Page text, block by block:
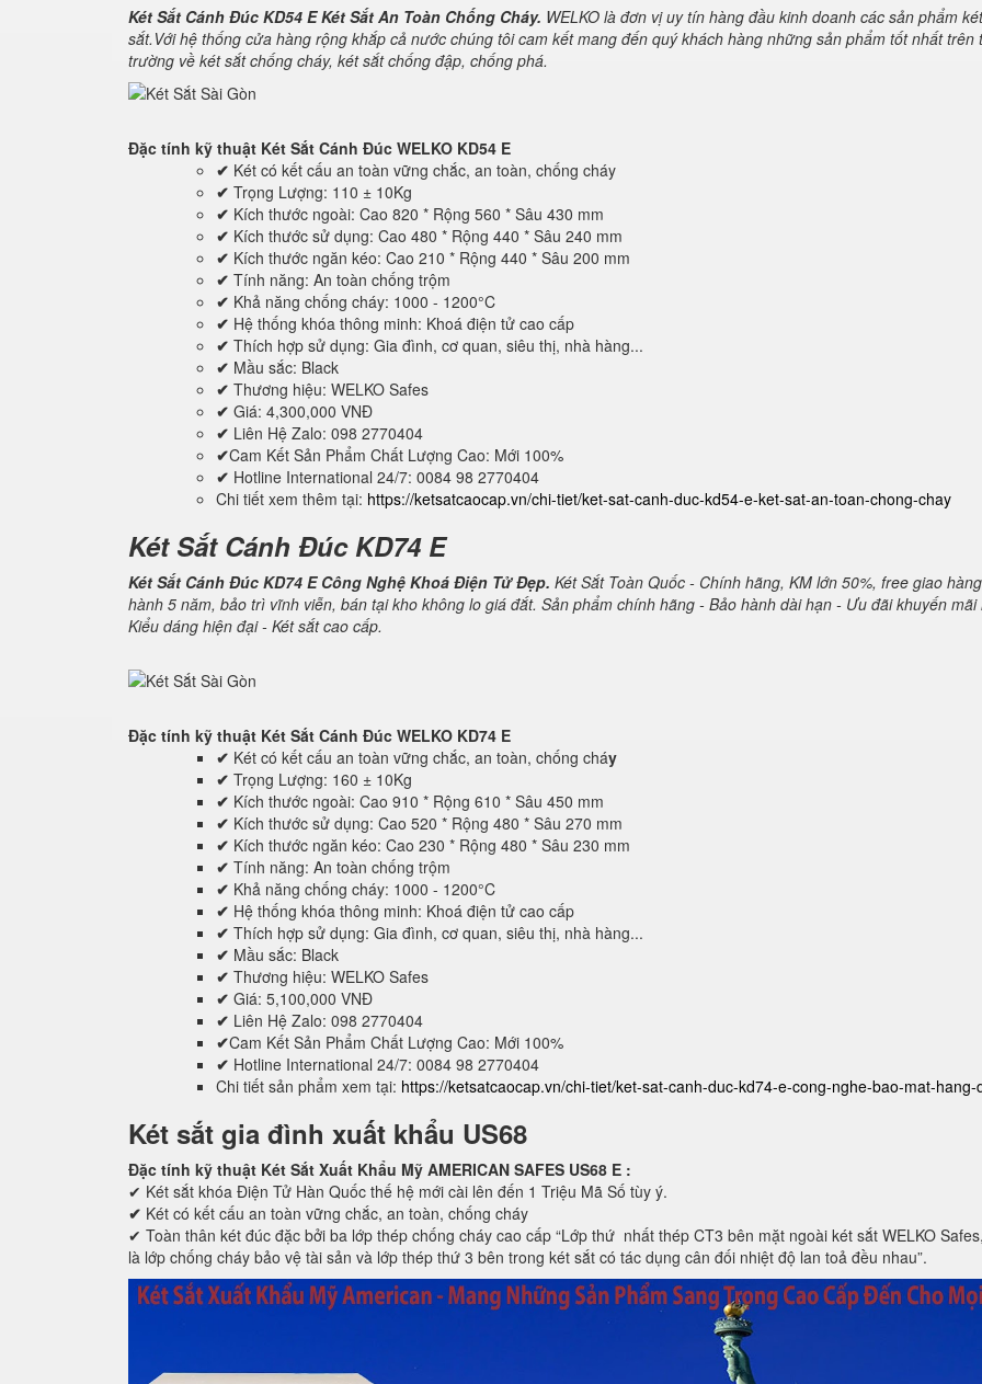
Két Sắt Cánh Đúc KD54 E Két Sắt An Toàn Chống Cháy. WELKO là đơn vị uy tín hàng đầu kinh doanh các sản phẩm két
sắt.Với hệ thống cửa hàng rộng khắp cả nước chúng tôi cam kết mang đến quý khách hàng những sản phẩm tốt nhất trên
trường về két sắt chống cháy, két sắt chống đập, chống phá.
Đặc tính kỹ thuật Két Sắt Cánh Đúc WELKO KD54 E
✔ Két có kết cấu an toàn vững chắc, an toàn, chống cháy
✔ Trọng Lượng: 110 ± 10Kg
✔ Kích thước ngoài: Cao 820 * Rộng 560 * Sâu 430 mm
✔ Kích thước sử dụng: Cao 480 * Rộng 440 * Sâu 240 mm
✔ Kích thước ngăn kéo: Cao 210 * Rộng 440 * Sâu 200 mm
✔ Tính năng: An toàn chống trộm
✔ Khả năng chống cháy: 1000 - 1200°C
✔ Hệ thống khóa thông minh: Khoá điện tử cao cấp
✔ Thích hợp sử dụng: Gia đình, cơ quan, siêu thị, nhà hàng...
✔ Mầu sắc: Black
✔ Thương hiệu: WELKO Safes
✔ Giá: 4,300,000 VNĐ
✔ Liên Hệ Zalo: 098 2770404
✔Cam Kết Sản Phẩm Chất Lượng Cao: Mới 100%
✔ Hotline International 24/7: 0084 98 2770404
Chi tiết xem thêm tại: https://ketsatcaocap.vn/chi-tiet/ket-sat-canh-duc-kd54-e-ket-sat-an-toan-chong-chay
Két Sắt Cánh Đúc KD74 E
Két Sắt Cánh Đúc KD74 E Công Nghệ Khoá Điện Tử Đẹp. Két Sắt Toàn Quốc - Chính hãng, KM lớn 50%, free giao
hành 5 năm, bảo trì vĩnh viễn, bán tại kho không lo giá đắt. Sản phẩm chính hãng - Bảo hành dài hạn - Ưu đãi khuyến mãi
Kiểu dáng hiện đại - Két sắt cao cấp.
Đặc tính kỹ thuật Két Sắt Cánh Đúc WELKO KD74 E
✔ Két có kết cấu an toàn vững chắc, an toàn, chống cháy
✔ Trọng Lượng: 160 ± 10Kg
✔ Kích thước ngoài: Cao 910 * Rộng 610 * Sâu 450 mm
✔ Kích thước sử dụng: Cao 520 * Rộng 480 * Sâu 270 mm
✔ Kích thước ngăn kéo: Cao 230 * Rộng 480 * Sâu 230 mm
✔ Tính năng: An toàn chống trộm
✔ Khả năng chống cháy: 1000 - 1200°C
✔ Hệ thống khóa thông minh: Khoá điện tử cao cấp
✔ Thích hợp sử dụng: Gia đình, cơ quan, siêu thị, nhà hàng...
✔ Mầu sắc: Black
✔ Thương hiệu: WELKO Safes
✔ Giá: 5,100,000 VNĐ
✔ Liên Hệ Zalo: 098 2770404
✔Cam Kết Sản Phẩm Chất Lượng Cao: Mới 100%
✔ Hotline International 24/7: 0084 98 2770404
Chi tiết sản phẩm xem tại: https://ketsatcaocap.vn/chi-tiet/ket-sat-canh-duc-kd74-e-cong-nghe-bao-mat-hang-
Két sắt gia đình xuất khẩu US68
Đặc tính kỹ thuật Két Sắt Xuất Khẩu Mỹ AMERICAN SAFES US68 E :
✔ Két sắt khóa Điện Tử Hàn Quốc thế hệ mới cài lên đến 1 Triệu Mã Số tùy ý.
✔ Két có kết cấu an toàn vững chắc, an toàn, chống cháy
✔ Toàn thân két đúc đặc bởi ba lớp thép chống cháy cao cấp “Lớp thứ nhất thép CT3 bên mặt ngoài két sắt WELKO
là lớp chống cháy bảo vệ tài sản và lớp thép thứ 3 bên trong két sắt có tác dụng cân đối nhiệt độ lan toả đều nhau”.